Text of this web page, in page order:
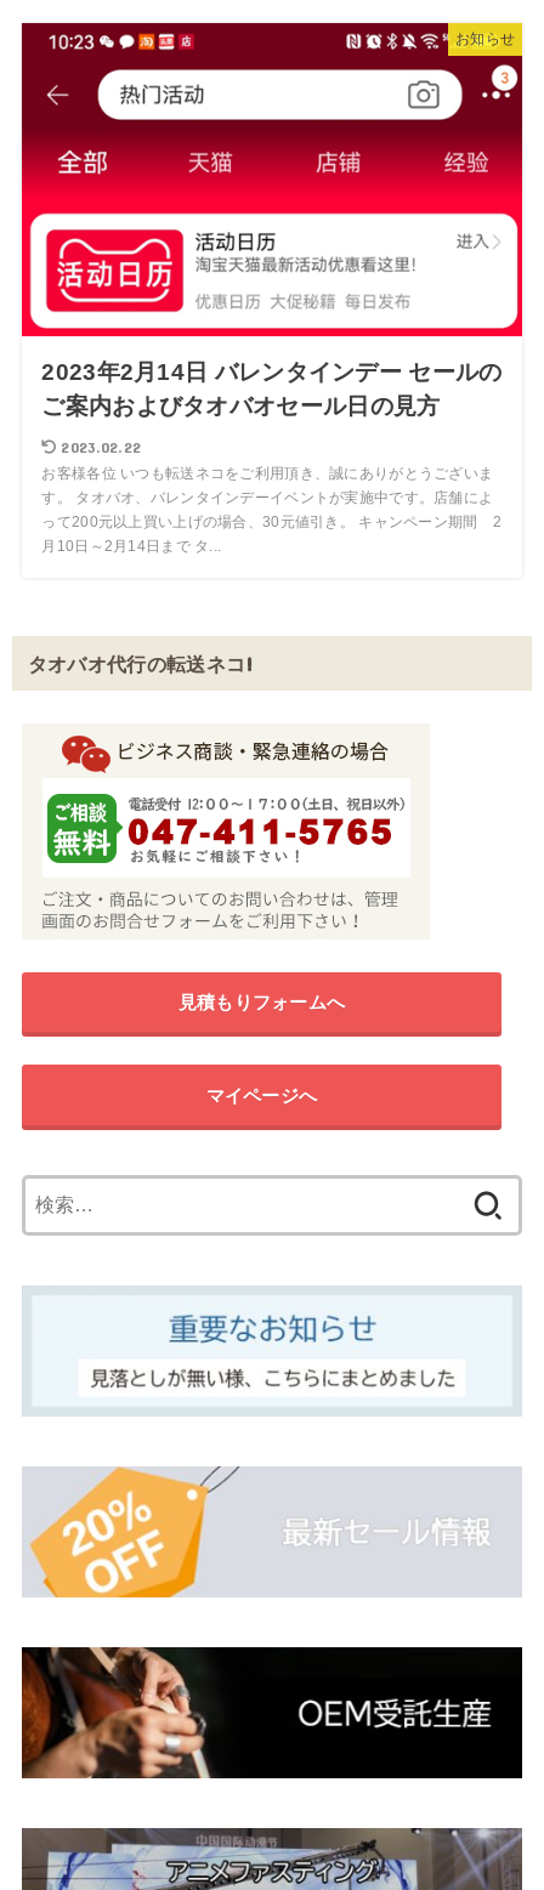
お知らせ
2023年2月14日 バレンタインデー セールの
ご案内およびタオバオセール日の見方
2023.02.22
お客様各位 いつも転送ネコをご利用頂き、誠にありがとうございま
す。 タオバオ、バレンタインデーイベントが実施中です。店舗によ
って200元以上買い上げの場合、30元値引き。 キャンペーン期間 2
月10日～2月14日まで タ...
タオバオ代行の転送ネコ!
見積もりフォームへ
マイページへ
索: